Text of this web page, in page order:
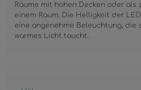
Räume mit hohen Decken oder als
einem Raum. Die Helligkeit der
eine angenehme Beleuchtung, die
warmes Licht taucht.